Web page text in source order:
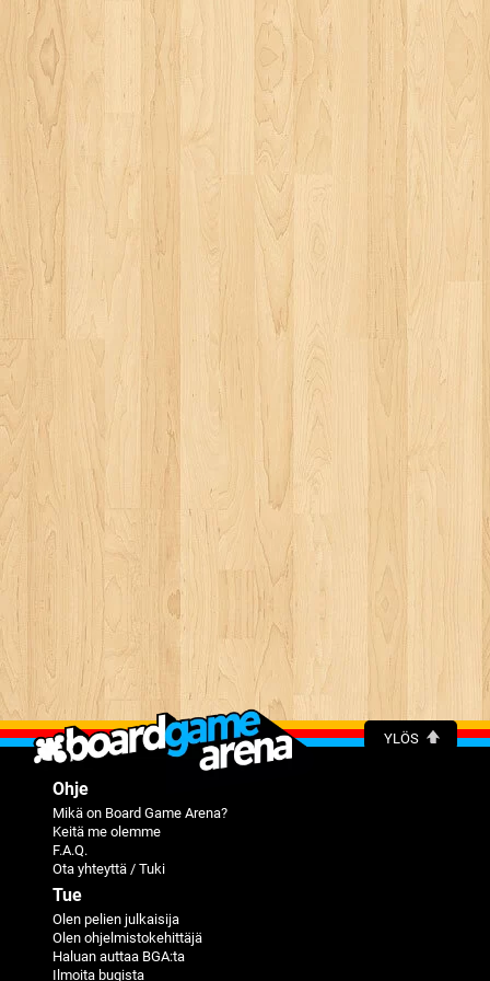
YLÖS
Ohje
Mikä on Board Game Arena?
Keitä me olemme
F.A.Q.
Ota yhteyttä / Tuki
Tue
Olen pelien julkaisija
Olen ohjelmistokehittäjä
Haluan auttaa BGA:ta
Ilmoita bugista